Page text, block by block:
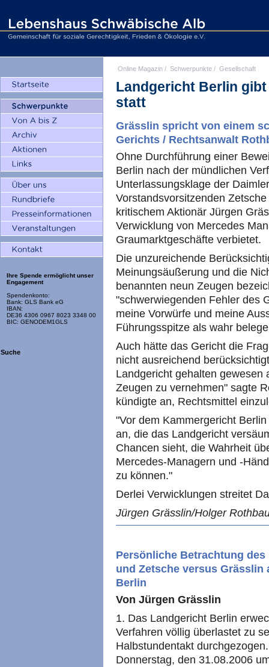
Ihre Spende ermöglicht unser
Engagement
Spendenkonto:
Bank: GLS Bank eG
IBAN:
DE36 4306 0967 8023 3348 00
BIC: GENODEM1GLS
Suche
Online Magazin / Schwerpunkte / Gesellschaft
Landgericht Berlin
statt
Grässlin spricht von einem
Gerichts / Rechtsanwalt
Ohne Durchführung einer
Berlin nach der mündlichen
Unterlassungsklage der
Vorstandsvorsitzenden
kritischem Aktionär Jürgen
Verwicklung von Mercedes
Graumarktgeschäfte verbietet.
Die unzureichende
Meinungsäußerung und die
benannten neun Zeugen
"schwerwiegenden Fehler des
meine Vorwürfe und meine
Führungsspitze als wahr
Auch hätte das Gericht die
nicht ausreichend
Landgericht gehalten gewesen
Zeugen zu vernehmen" sagte
kündigte an, Rechtsmittel
"Vor dem Kammergericht
an, die das Landgericht
Chancen sieht, die Wahrheit
Mercedes-Managern und -
zu können."
Derlei Verwicklungen streitet
Jürgen Grässlin/Holger
Persönliche Betrachtung
und Zetsche versus Grässlin
Berlin
Von Jürgen Grässlin
1. Das Landgericht Berlin
Verfahren völlig überlastet zu
Halbstundentakt
Donnerstag, den 31.08.2006